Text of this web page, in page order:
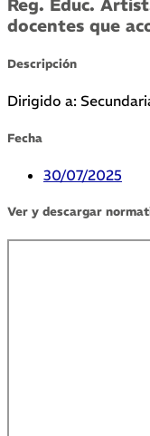
Reg. Educ.
docentes que
Descripción
Dirigido a:
Fecha
30/07/2025
Ver y descargar